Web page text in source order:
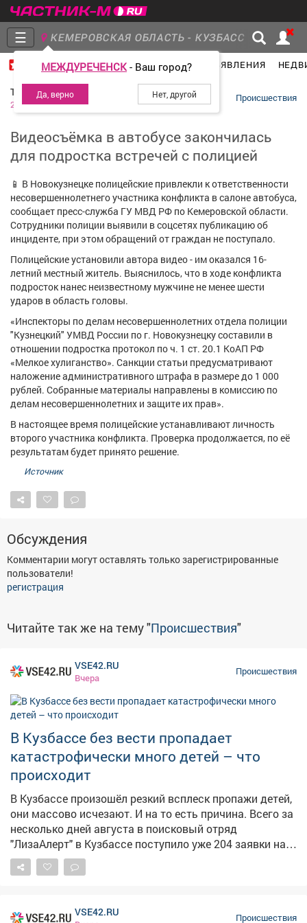
☰ КЕМЕРОВСКАЯ ОБЛАСТЬ - КУЗБАСС
МЕЖДУРЕЧЕНСК- Ваш город?
ГЛАВНАЯ ГРУППЫ НОВОСТИ ОБЪЯВЛЕНИЯ
Главная
Группы
Объявления Недвижимость Услуги
Работа Транспорт Компании
Товары Поздравления Погода
ТВ программа
Телеканал «10 канал»
2 июля 2026
Происшествия
Видеосъёмка в автобусе закончилась
для подростка встречей с полицией
📱 В Новокузнецке полицейские привлекли к ответственности
несовершеннолетнего участника конфликта в салоне автобуса,
сообщает пресс-служба ГУ МВД РФ по Кемеровской области.
Сотрудники полиции выявили в соцсетях публикацию об
инциденте, при этом обращений от граждан не поступало.
Полицейские установили автора видео - им оказался 16-
летний местный житель. Выяснилось, что в ходе конфликта
подросток нанес неизвестному мужчине не менее шести
ударов в область головы.
«Инспекторы по делам несовершеннолетних отдела полиции
"Кузнецкий" УМВД России по г. Новокузнецку составили в
отношении подростка протокол по ч. 1 ст. 20.1 КоАП РФ
«Мелкое хулиганство». Санкции статьи предусматривают
наложение административного штрафа в размере до 1 000
рублей. Собранные материалы направлены в комиссию по
делам несовершеннолетних и защите их прав».
В настоящее время полицейские устанавливают личность
второго участника конфликта. Проверка продолжается, по её
результатам будет принято решение.
Источник
Обсуждения
Комментарии могут оставлять только зарегистрированные
пользователи!
регистрация
Читайте так же на тему "Происшествия"
VSE42.RU
Вчера
Происшествия
В Кузбассе без вести пропадает
катастрофически много детей – что
происходит
В Кузбассе произошёл резкий всплеск пропажи детей,
они массово исчезают. И на то есть причина. Всего за
несколько дней августа в поисковый отряд
"ЛизаАлерт" в Кузбассе поступило уже 204 заявки на
пропавших детей. При этом за весь июль заявок было
148, сообщили сайту VSE42.Ru в отряде. Наблюдается
– За лето дети привыкли находиться в
VSE42.RU Происшествия